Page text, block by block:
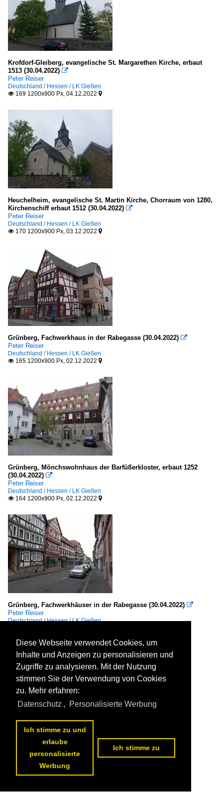
Krofdorf-Gleiberg, evangelische St. Margarethen Kirche, erbaut
1513 (30.04.2022) 
Peter Reiser
Deutschland / Hessen / LK Gießen
 169 1200x900 Px, 04.12.2022 
Heuchelheim, evangelische St. Martin Kirche, Chorraum von 1280,
Kirchenschiff erbaut 1512 (30.04.2022) 
Peter Reiser
Deutschland / Hessen / LK Gießen
 170 1200x900 Px, 03.12.2022 
Grünberg, Fachwerkhaus in der Rabegasse (30.04.2022) 
Peter Reiser
Deutschland / Hessen / LK Gießen
 165 1200x900 Px, 02.12.2022 
Grünberg, Mönchswohnhaus der Barfüßerkloster, erbaut 1252
(30.04.2022) 
Peter Reiser
Deutschland / Hessen / LK Gießen
 164 1200x900 Px, 02.12.2022 
Grünberg, Fachwerkhäuser in der Rabegasse (30.04.2022) 
Peter Reiser
Deutschland / Hessen / LK Gießen
Diese Webseite verwendet Cookies, um
Inhalte und Anzeigen zu personalisieren und
Zugriffe zu analysieren. Mit der Nutzung
stimmen Sie der Verwendung von Cookies
zu. Mehr erfahren:
Datenschutz , Personalisierte Werbung
Ich stimme zu und
erlaube
personalisierte
Werbung
Ich stimme zu